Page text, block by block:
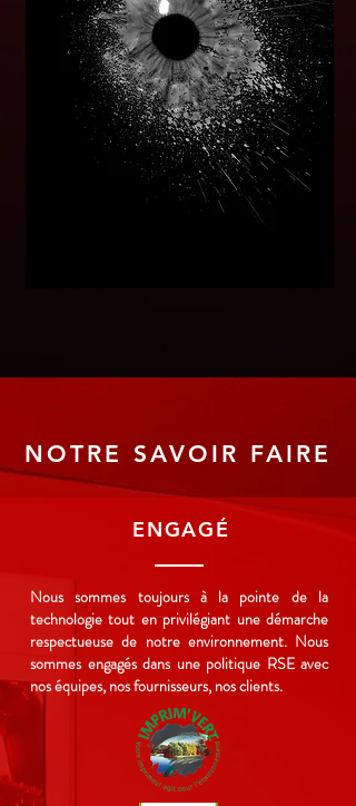
NOTRE SAVOIR FAIRE
ENGAGÉ
Nous sommes toujours à la pointe de la
technologie tout en privilégiant une démarche
respectueuse de notre environnement. Nous
sommes engagés dans une politique RSE avec
nos équipes, nos fournisseurs, nos clients.